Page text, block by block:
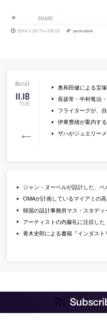
SHARE
2014.11.20 Thu 09:22 permalink
11.18
TUE
奥和田健による宝塚の住宅
長坂常・中村竜治・On design・吉村靖孝・永山祐子
フライターグが、自社開発
伊東豊雄が案内する展覧会「
ザハがジュエリーメーカーのためにデ
ジャン・ヌーベルが設計した、ベルギー・シャルルロ
OMAが計画しているマイアミの
韓国の設計事務所マス・スタディーズのソウルのサムスン美術館プラトーでの建築
アーティストの内藤礼に注目したドキュメンタリー映画「
青木史郎による書籍『インダスト